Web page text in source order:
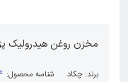
مخزن روغن هیدرولیک پژو
برند: چکاد شناسه محصول: